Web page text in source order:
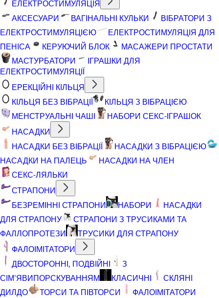
ЕЛЕКТРОСТИМУЛЯЦІЯ
АКСЕСУАРИ
ВАГІНАЛЬНІ КУЛЬКИ
ВІБРАТОРИ З
ЕЛЕКТРОСТИМУЛЯЦІЄЮ
ЕЛЕКТРОСТИМУЛЯЦІЯ ДЛЯ
ПЕНІСА
КЕРУЮЧИЙ БЛОК
МАСАЖЕРИ ПРОСТАТИ
МАСТУРБАТОРИ
ІГРАШКИ ДЛЯ
ЕЛЕКТРОСТИМУЛЯЦІЇ
ЕРЕКЦІЙНІ КІЛЬЦЯ
КІЛЬЦЯ БЕЗ ВІБРАЦІЇ
КІЛЬЦЯ З ВІБРАЦІЄЮ
МЕНСТРУАЛЬНІ ЧАШІ
НАБОРИ СЕКС-ІГРАШОК
НАСАДКИ
НАСАДКИ БЕЗ ВІБРАЦІЇ
НАСАДКИ З ВІБРАЦІЄЮ
НАСАДКИ НА ПАЛЕЦЬ
НАСАДКИ НА ЧЛЕН
СЕКС-ЛЯЛЬКИ
СТРАПОНИ
БЕЗРЕМІННІ СТРАПОНИ
НАБОРИ
НАСАДКИ
ДЛЯ СТРАПОНУ
СТРАПОНИ З ТРУСИКАМИ ТА
ФАЛЛОПРОТЕЗИ
ТРУСИКИ ДЛЯ СТРАПОНУ
ФАЛОІМІТАТОРИ
ДВОСТОРОННІ, ПОДВІЙНІ
З
СІМ'ЯВИПОРСКУВАННЯМ
КЛАСИЧНІ
СКЛЯНІ
ДИЛДО
ТОРСИ ТА ПІВТОРСИ
ФАЛОІМІТАТОРИ